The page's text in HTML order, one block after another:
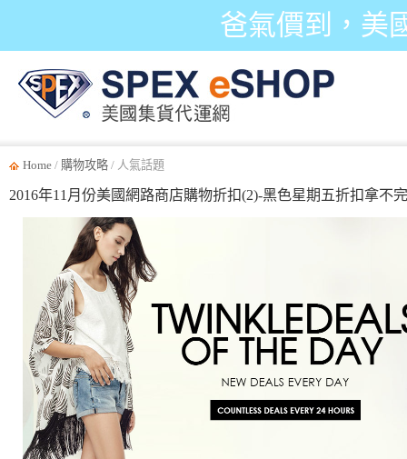
爸氣價到，美
Home / 購物攻略 / 人氣話題
2016年11月份美國網路商店購物折扣(2)-黑色星期五折扣拿不